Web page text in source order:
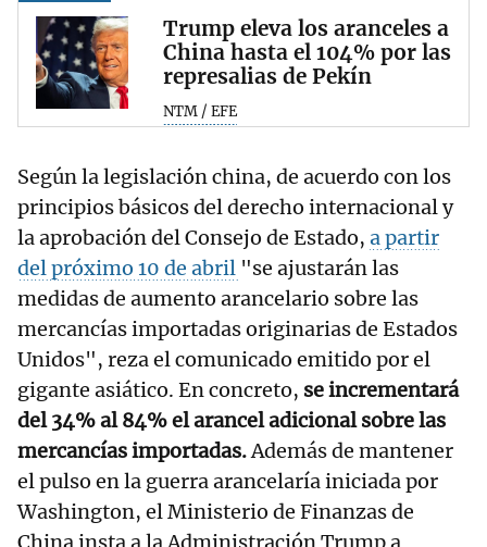
Trump eleva los aranceles a
China hasta el 104% por las
represalias de Pekín
NTM / EFE
Según la legislación china, de acuerdo con los
principios básicos del derecho internacional y
la aprobación del Consejo de Estado, a partir
del próximo 10 de abril "se ajustarán las
medidas de aumento arancelario sobre las
mercancías importadas originarias de Estados
Unidos", reza el comunicado emitido por el
gigante asiático. En concreto, se incrementará
del 34% al 84% el arancel adicional sobre las
mercancías importadas.Además de mantener
el pulso en la guerra arancelaría iniciada por
Washington, el Ministerio de Finanzas de
China insta a la Administración Trump a